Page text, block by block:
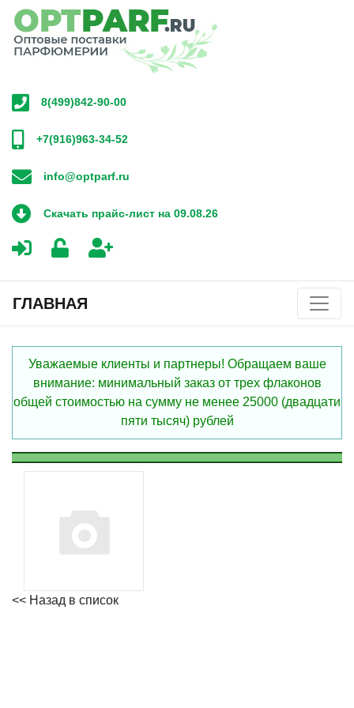
8(499)842-90-00
+7(916)963-34-52
info@optparf.ru
Скачать прайс-лист на 09.08.26
ГЛАВНАЯ
Уважаемые клиенты и партнеры! Обращаем ваше
внимание: минимальный заказ от трех флаконов
общей стоимостью на сумму не менее 25000 (двадцати
пяти тысяч) рублей
<< Назад в список